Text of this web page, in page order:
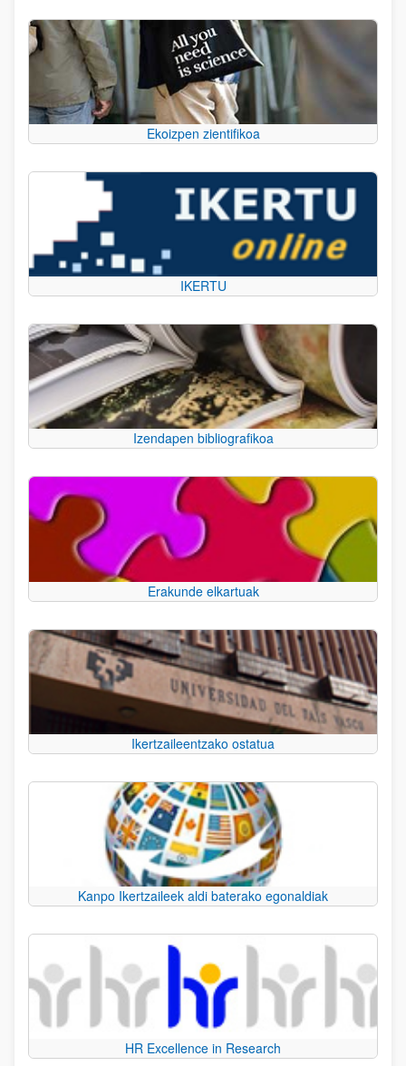
Ekoizpen zientifikoa
IKERTU
Izendapen bibliografikoa
Erakunde elkartuak
Ikertzaileentzako ostatua
Kanpo Ikertzaileek aldi baterako egonaldiak
HR Excellence in Research